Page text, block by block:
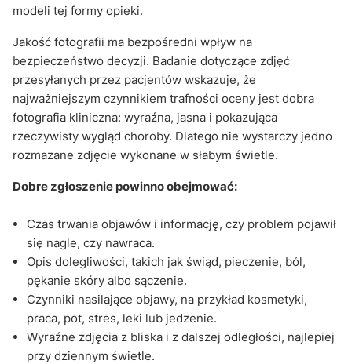
modeli tej formy opieki.
Jakość fotografii ma bezpośredni wpływ na
bezpieczeństwo decyzji. Badanie dotyczące zdjęć
przesyłanych przez pacjentów wskazuje, że
najważniejszym czynnikiem trafności oceny jest dobra
fotografia kliniczna: wyraźna, jasna i pokazująca
rzeczywisty wygląd choroby. Dlatego nie wystarczy jedno
rozmazane zdjęcie wykonane w słabym świetle.
Dobre zgłoszenie powinno obejmować:
Czas trwania objawów i informację, czy problem pojawił
się nagle, czy nawraca.
Opis dolegliwości, takich jak świąd, pieczenie, ból,
pękanie skóry albo sączenie.
Czynniki nasilające objawy, na przykład kosmetyki,
praca, pot, stres, leki lub jedzenie.
Wyraźne zdjęcia z bliska i z dalszej odległości, najlepiej
przy dziennym świetle.